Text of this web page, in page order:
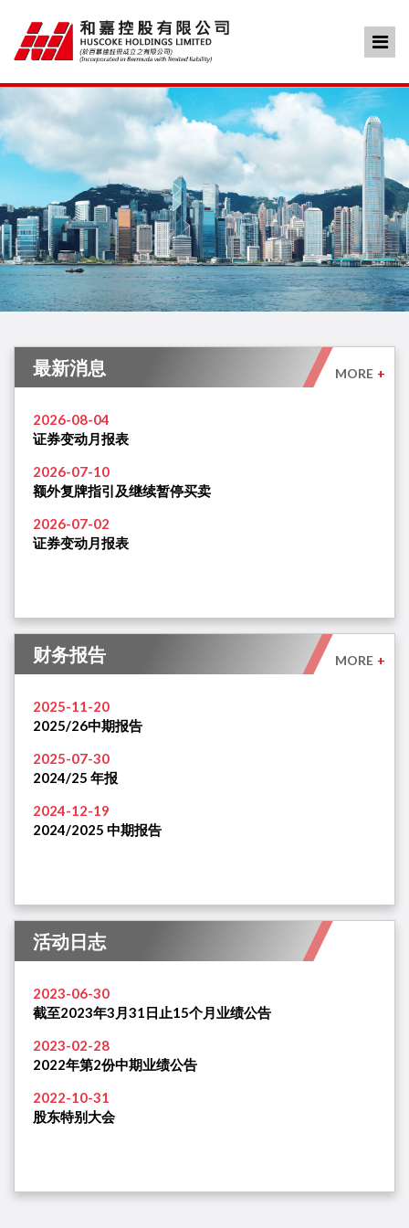
最新消息
2026-08-04
证券变动月报表
2026-07-10
额外复牌指引及继续暂停买卖
2026-07-02
证券变动月报表
MORE +
财务报告
2025-11-20
2025/26中期报告
2025-07-30
2024/25 年报
2024-12-19
2024/2025 中期报告
MORE +
活动日志
2023-06-30
截至2023年3月31日止15个月业绩公告
2023-02-28
2022年第2份中期业绩公告
2022-10-31
股东特别大会